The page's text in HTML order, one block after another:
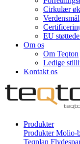
Cirkulær
Verdensmål
EU
Om os
Om Teqton
Ledige
Kontakt os
Produkter
ProdukterMolio-
Teqplan